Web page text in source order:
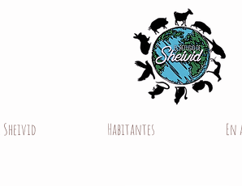
Sheivid Habitantes En